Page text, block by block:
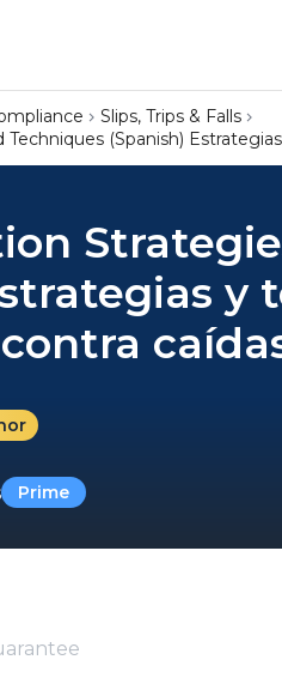
Slips, Trips & Falls
(Spanish)
y
Prime